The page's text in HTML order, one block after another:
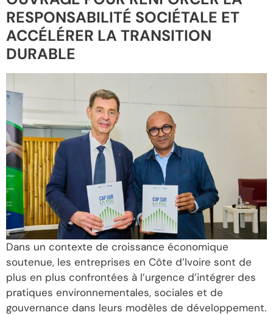
RESPONSABILITÉ SOCIÉTALE ET
ACCÉLÉRER LA TRANSITION
DURABLE
Dans un contexte de croissance économique
soutenue, les entreprises en Côte d’Ivoire sont de
plus en plus confrontées à l’urgence d’intégrer des
pratiques environnementales, sociales et de
gouvernance dans leurs modèles de développement.